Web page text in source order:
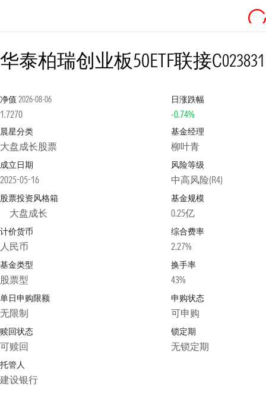
华泰柏瑞创业板50ETF联接C023831
净值 2026-08-06
1.7270
日涨跌幅
-0.74%
晨星分类
大盘成长股票
基金经理
柳叶青
成立日期
2025-05-16
风险等级
中高风险(R4)
股票投资风格箱
大盘成长
基金规模
0.25亿
计价货币
人民币
综合费率
2.27%
基金类型
股票型
换手率
43%
单日申购限额
无限制
申购状态
可申购
赎回状态
可赎回
锁定期
无锁定期
托管人
建设银行